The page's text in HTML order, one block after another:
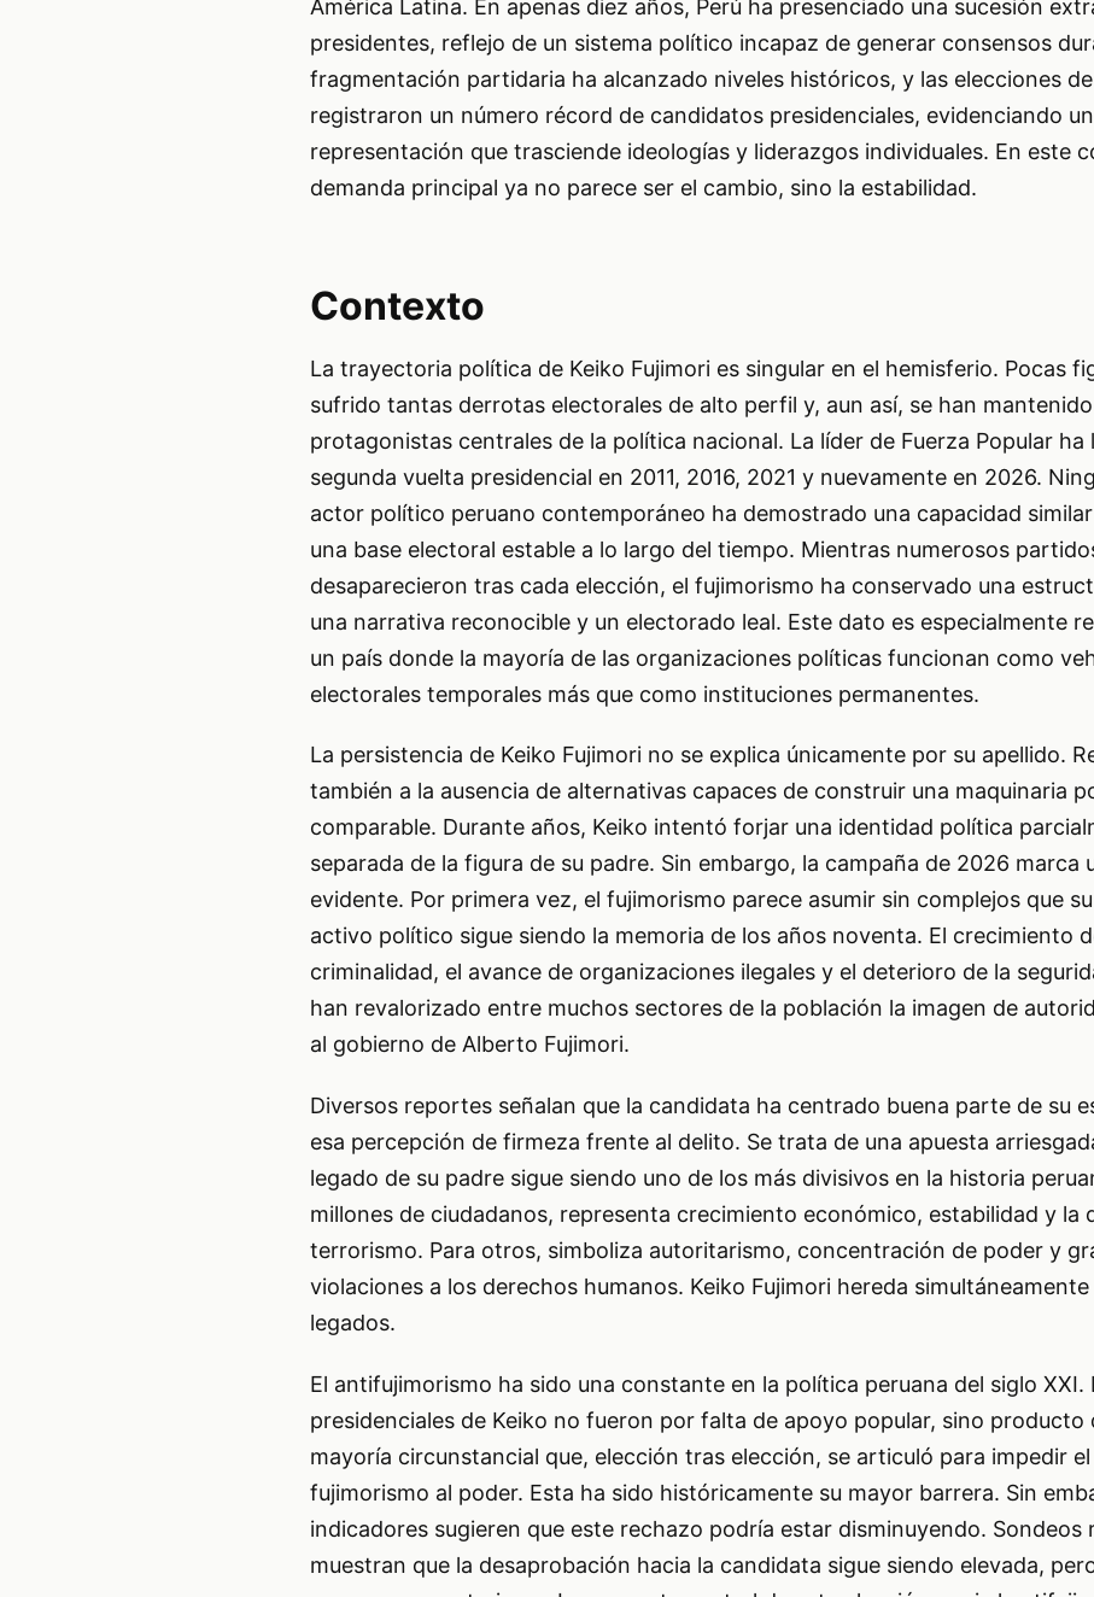
América Latina. En apenas diez años, Perú ha presenciado una sucesión
presidentes, reflejo de un sistema político incapaz de generar consensos
fragmentación partidaria ha alcanzado niveles históricos, y las elecciones
registraron un número récord de candidatos presidenciales, evidenciando
representación que trasciende ideologías y liderazgos individuales. En este
demanda principal ya no parece ser el cambio, sino la estabilidad.
Contexto
La trayectoria política de Keiko Fujimori es singular en el hemisferio. Pocas
sufrido tantas derrotas electorales de alto perfil y, aun así, se han
protagonistas centrales de la política nacional. La líder de Fuerza Popular ha
segunda vuelta presidencial en 2011, 2016, 2021 y nuevamente en 2026.
actor político peruano contemporáneo ha demostrado una capacidad
una base electoral estable a lo largo del tiempo. Mientras numerosos
desaparecieron tras cada elección, el fujimorismo ha conservado una
una narrativa reconocible y un electorado leal. Este dato es especialmente
un país donde la mayoría de las organizaciones políticas funcionan como
electorales temporales más que como instituciones permanentes.
La persistencia de Keiko Fujimori no se explica únicamente por su apellido.
también a la ausencia de alternativas capaces de construir una maquinaria
comparable. Durante años, Keiko intentó forjar una identidad política
separada de la figura de su padre. Sin embargo, la campaña de 2026 marca
evidente. Por primera vez, el fujimorismo parece asumir sin complejos que
activo político sigue siendo la memoria de los años noventa. El crecimiento
criminalidad, el avance de organizaciones ilegales y el deterioro de la
han revalorizado entre muchos sectores de la población la imagen de
al gobierno de Alberto Fujimori.
Diversos reportes señalan que la candidata ha centrado buena parte de su
esa percepción de firmeza frente al delito. Se trata de una apuesta
legado de su padre sigue siendo uno de los más divisivos en la historia
millones de ciudadanos, representa crecimiento económico, estabilidad y la
terrorismo. Para otros, simboliza autoritarismo, concentración de poder y
violaciones a los derechos humanos. Keiko Fujimori hereda
legados.
El antifujimorismo ha sido una constante en la política peruana del siglo XXI.
presidenciales de Keiko no fueron por falta de apoyo popular, sino producto
mayoría circunstancial que, elección tras elección, se articuló para impedir
fujimorismo al poder. Esta ha sido históricamente su mayor barrera. Sin
indicadores sugieren que este rechazo podría estar disminuyendo. Sondeos
muestran que la desaprobación hacia la candidata sigue siendo elevada,